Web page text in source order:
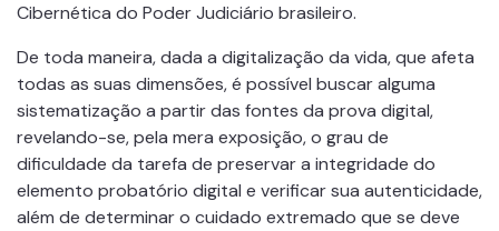
Cibernética do Poder Judiciário brasileiro.
De toda maneira, dada a digitalização da vida, que afeta
todas as suas dimensões, é possível buscar alguma
sistematização a partir das fontes da prova digital,
revelando-se, pela mera exposição, o grau de
dificuldade da tarefa de preservar a integridade do
elemento probatório digital e verificar sua autenticidade,
além de determinar o cuidado extremado que se deve